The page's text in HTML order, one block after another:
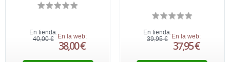
En tienda:
40,00 € En la web:
38,00 €
En tienda:
39,95 € En la web:
37,95 €